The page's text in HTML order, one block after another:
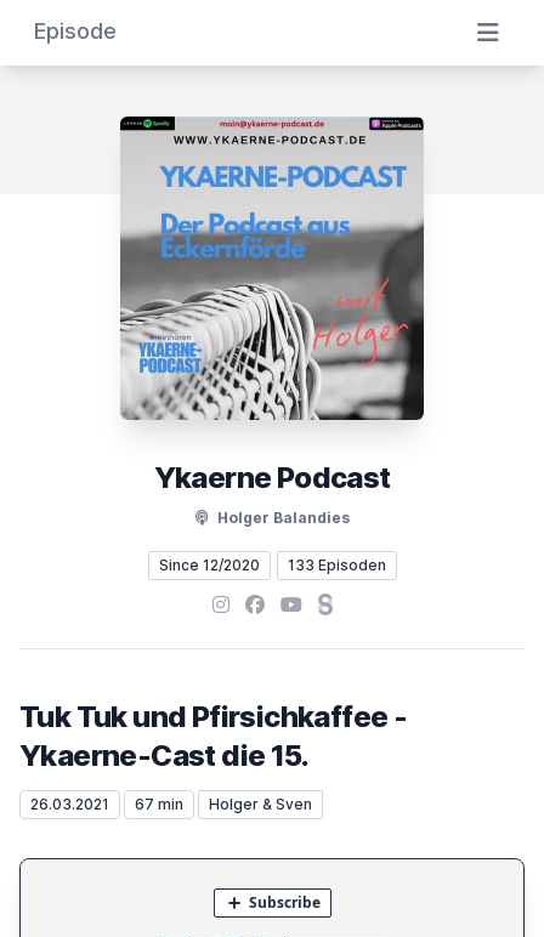
Episode
Ykaerne Podcast
Holger Balandies
Since 12/2020 133 Episoden
Instagram
Facebook
YouTubeSteady
Tuk Tuk und Pfirsichkaffee -
Ykaerne-Cast die 15.
26.03.2021 67 min Holger & Sven